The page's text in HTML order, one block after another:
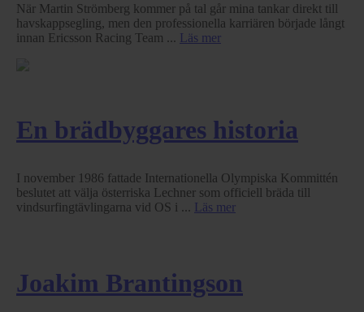
När Martin Strömberg kommer på tal går mina tankar direkt till
havskappsegling, men den professionella karriären började långt
innan Ericsson Racing Team ... Läs mer
En brädbyggares historia
I november 1986 fattade Internationella Olympiska Kommittén
beslutet att välja österriska Lechner som officiell bräda till
vindsurfingtävlingarna vid OS i ... Läs mer
Joakim Brantingson